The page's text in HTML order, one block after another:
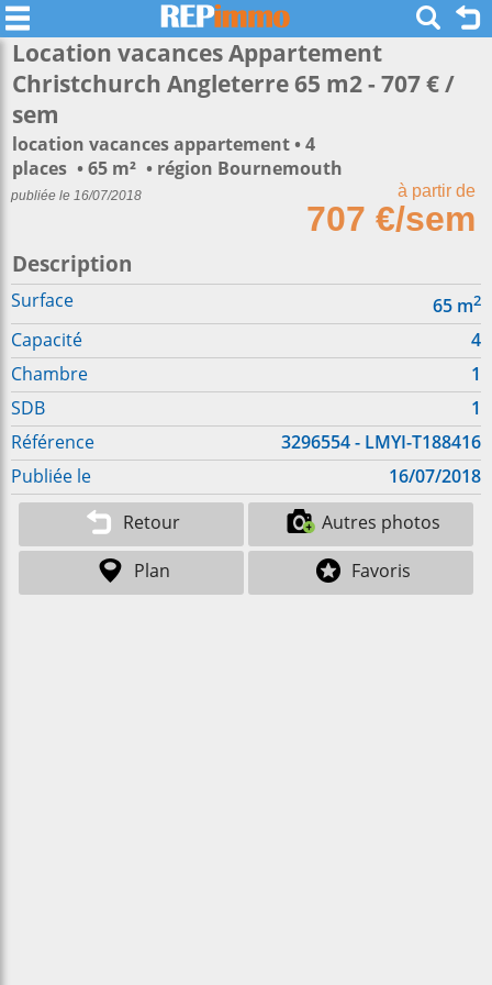
Location vacances Appartement
Christchurch Angleterre 65 m2 - 707 € /
sem
location vacances appartement
4
places
65 m² région Bournemouth
à partir de
707 €/sem
publiée le 16/07/2018
Description
Surface 65 m2
Capacité
4
Chambre
1
SDB
1
Référence
3296554 - LMYI-T188416
Publiée le
16/07/2018
Retour
Autres photos
Plan
Favoris